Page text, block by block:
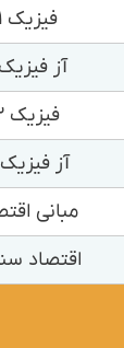
فیزیک ۱
آز فیزیک ۱
فیزیک ۲
آز فیزیک ۲
مبانی
اقتصاد